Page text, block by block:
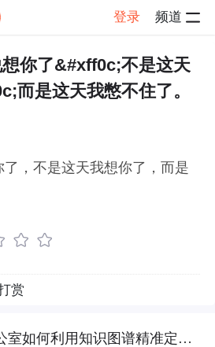
登录 频道
感慨 帖子详情
你了&#xff0c;不是这天
而是这天我憋不住了。
，不是这天我想你了，而是
赏
高校技术转移办公室如何利用知识图谱精准定位产业需求与技术适配点？.docx